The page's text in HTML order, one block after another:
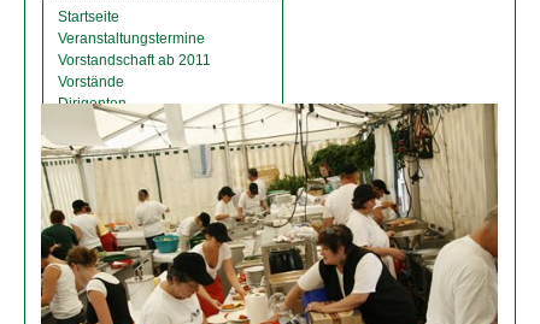
Startseite
Veranstaltungstermine
Vorstandschaft ab 2011
Vorstände
Dirigenten
Chronik
Satzung
Bildergalerie
Links
Impressum
Inhaltsverzeichnis
FÖRDERVEREIN